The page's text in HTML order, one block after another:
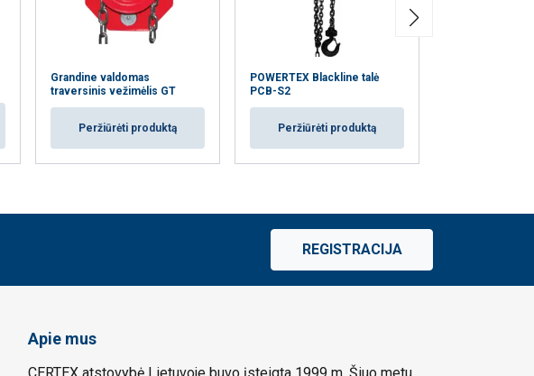
Grandine valdomas
traversinis vežimėlis GT
Peržiūrėti produktą
POWERTEX Blackline talė
PCB-S2
Peržiūrėti produktą
REGISTRACIJA
Apie mus